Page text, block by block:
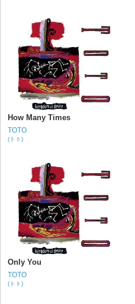
How Many Times
TOTO
(トト)
Only You
TOTO
(トト)